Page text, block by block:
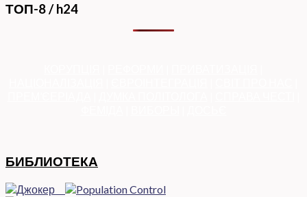
ТОП-8 / h24
БИБЛИОТЕКА